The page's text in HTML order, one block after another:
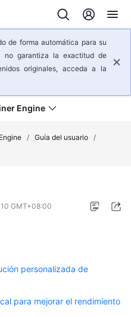
de forma automática para su
no garantiza la exactitud de
originales, acceda a la
Engine
/ Guía del usuario /
GMT+08:00
personalizada de
para mejorar el rendimiento